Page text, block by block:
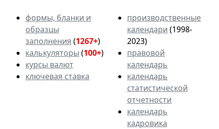
формы, бланки и
образцы
заполнения (1267+)
калькуляторы (100+)
курсы валют
ключевая ставка
производственные
календари (1998-
2023)
правовой
календарь
календарь
статистической
отчетности
календарь
кадровика